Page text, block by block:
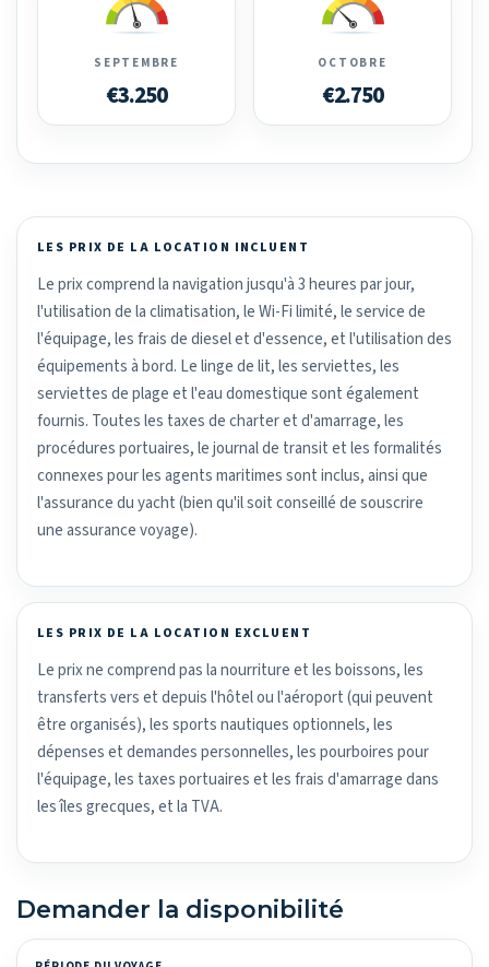
SEPTEMBRE
€3.250
OCTOBRE
€2.750
LES PRIX DE LA LOCATION INCLUENT
Le prix comprend la navigation jusqu'à 3 heures par jour,
l'utilisation de la climatisation, le Wi-Fi limité, le service de
l'équipage, les frais de diesel et d'essence, et l'utilisation des
équipements à bord. Le linge de lit, les serviettes, les
serviettes de plage et l'eau domestique sont également
fournis. Toutes les taxes de charter et d'amarrage, les
procédures portuaires, le journal de transit et les formalités
connexes pour les agents maritimes sont inclus, ainsi que
l'assurance du yacht (bien qu'il soit conseillé de souscrire
une assurance voyage).
LES PRIX DE LA LOCATION EXCLUENT
Le prix ne comprend pas la nourriture et les boissons, les
transferts vers et depuis l'hôtel ou l'aéroport (qui peuvent
être organisés), les sports nautiques optionnels, les
dépenses et demandes personnelles, les pourboires pour
l'équipage, les taxes portuaires et les frais d'amarrage dans
les îles grecques, et la TVA.
Demander la disponibilité